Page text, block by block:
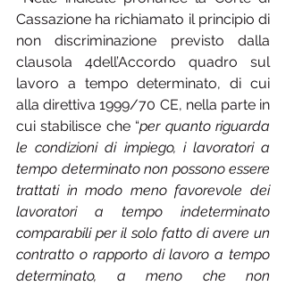
Cassazione ha richiamato il principio di
non discriminazione previsto dalla
clausola 4dell’Accordo quadro sul
lavoro a tempo determinato, di cui
alla direttiva 1999/70 CE, nella parte in
cui stabilisce che “per quanto riguarda
le condizioni di impiego, i lavoratori a
tempo determinato non possono essere
trattati in modo meno favorevole dei
lavoratori a tempo indeterminato
comparabili per il solo fatto di avere un
contratto o rapporto di lavoro a tempo
determinato, a meno che non